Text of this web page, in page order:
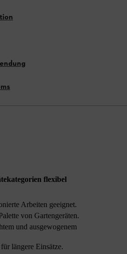
flexibel
Arbeiten geeignet.
von Gartengeräten.
und ausgewogenem
längere Einsätze.